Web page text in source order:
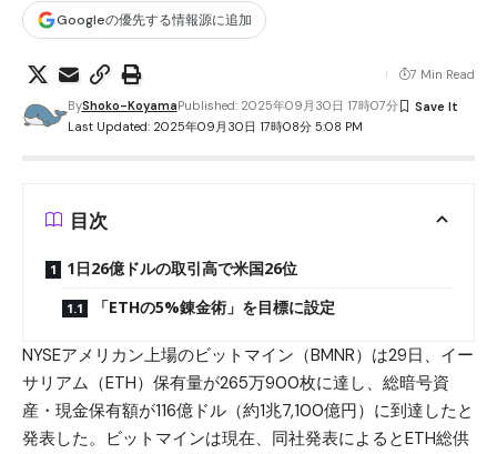
Googleの優先する情報源に追加
Last Updated: 2025年09月30日 17時08分 5:08 PM
ByShoko-KoyamaPublished: 2025年09月30日 17時07分
7 Min Read
目次
1日26億ドルの取引高で米国26位
「ETHの5%錬金術」を目標に設定
NYSEアメリカン上場のビットマイン（BMNR）は29日、イー
サリアム（ETH）保有量が265万900枚に達し、総暗号資
産・現金保有額が116億ドル（約1兆7,100億円）に到達したと
発表した。ビットマインは現在、同社発表によるとETH総供